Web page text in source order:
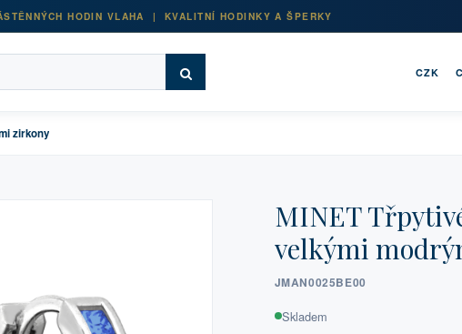
HODIN VLAHA | KVALITNÍ HODINKY A ŠPERKY
CZK
zirkony
MINET
velkými
JMAN0025BE00
Skladem